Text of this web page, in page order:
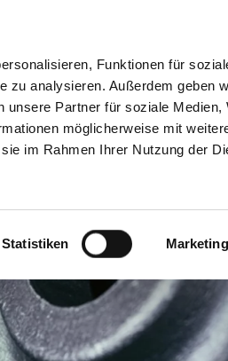
Funktionen für
zu analysieren. Außerdem geben
unsere Partner für soziale Medien,
möglicherweise mit
im Rahmen Ihrer Nutzung der
Statistiken Marketing